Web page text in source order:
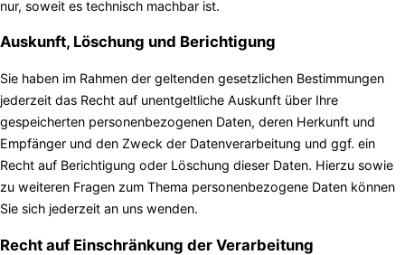
nur, soweit es technisch machbar ist.
Auskunft, Löschung und Berichtigung
Sie haben im Rahmen der geltenden gesetzlichen Bestimmungen
jederzeit das Recht auf unentgeltliche Auskunft über Ihre
gespeicherten personenbezogenen Daten, deren Herkunft und
Empfänger und den Zweck der Datenverarbeitung und ggf. ein
Recht auf Berichtigung oder Löschung dieser Daten. Hierzu sowie
zu weiteren Fragen zum Thema personenbezogene Daten können
Sie sich jederzeit an uns wenden.
Recht auf Einschränkung der Verarbeitung